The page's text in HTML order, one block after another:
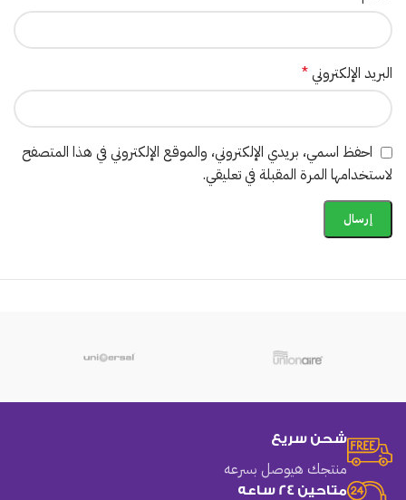
البريد الإلكتروني*
احفظ اسمي، بريدي الإلكتروني، والموقع الإلكتروني في هذا المتصفح
لاستخدامها المرة المقبلة في تعليقي.
شحن سريع
منتجك هيوصل بسرعه
متاحين 24 ساعه